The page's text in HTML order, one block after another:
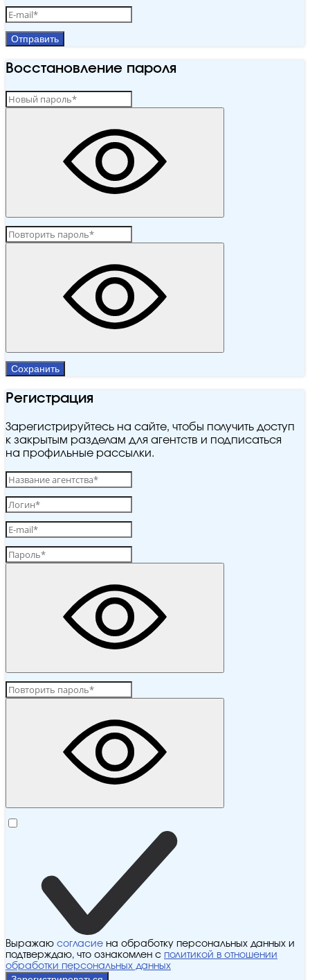
Отправить
Восстановление пароля
Сохранить
Регистрация
Зарегистрируйтесь на сайте, чтобы получить доступ
к закрытым разделам для агентств и подписаться
на профильные рассылки.
Выражаю согласие на обработку персональных данных и
подтверждаю, что ознакомлен с политикой в отношении
обработки персональных данных